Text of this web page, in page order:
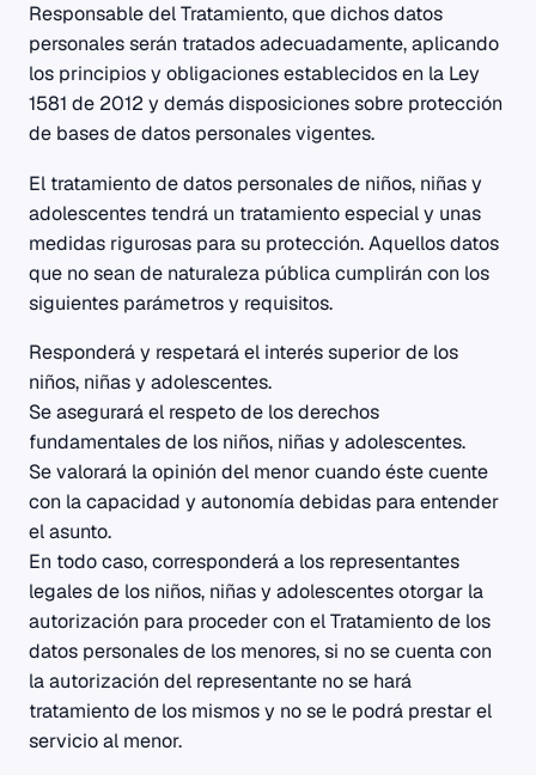
Responsable del Tratamiento, que dichos datos
personales serán tratados adecuadamente, aplicando
los principios y obligaciones establecidos en la Ley
1581 de 2012 y demás disposiciones sobre protección
de bases de datos personales vigentes.
El tratamiento de datos personales de niños, niñas y
adolescentes tendrá un tratamiento especial y unas
medidas rigurosas para su protección. Aquellos datos
que no sean de naturaleza pública cumplirán con los
siguientes parámetros y requisitos.
Responderá y respetará el interés superior de los
niños, niñas y adolescentes.
Se asegurará el respeto de los derechos
fundamentales de los niños, niñas y adolescentes.
Se valorará la opinión del menor cuando éste cuente
con la capacidad y autonomía debidas para entender
el asunto.
En todo caso, corresponderá a los representantes
legales de los niños, niñas y adolescentes otorgar la
autorización para proceder con el Tratamiento de los
datos personales de los menores, si no se cuenta con
la autorización del representante no se hará
tratamiento de los mismos y no se le podrá prestar el
servicio al menor.